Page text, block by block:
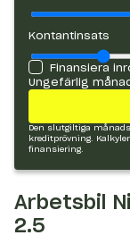
Kontantinsats
Finansiera
Ungefärlig
Den slutgiltiga
kreditprövning.
finansiering.
Arbetsbil
2.5